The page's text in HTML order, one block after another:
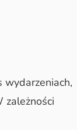
wydarzeniach,
zależności